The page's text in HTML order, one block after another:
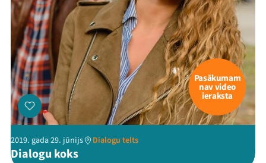
Pasākumam
nav video
ieraksta
2019. gada 29. jūnijs Dialogu telts
Dialogu koks